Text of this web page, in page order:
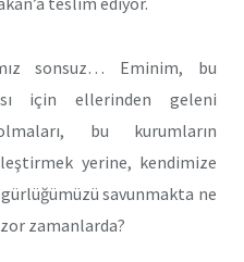
sonsuz… Eminim, bu
için ellerinden geleni
bu kurumların
yerine, kendimize
savunmakta ne
zamanlarda?